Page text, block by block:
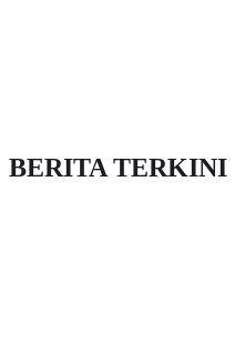
BERITA TERKINI